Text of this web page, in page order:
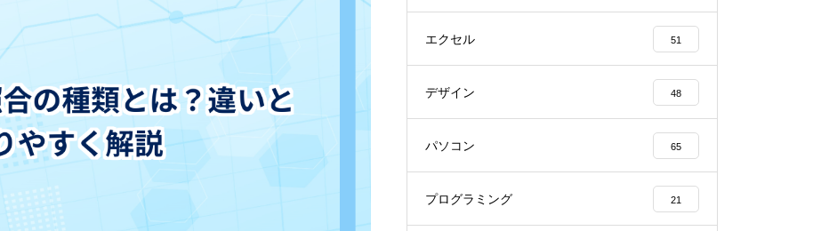
エクセル 51
デザイン 48
パソコン 65
プログラミング 21